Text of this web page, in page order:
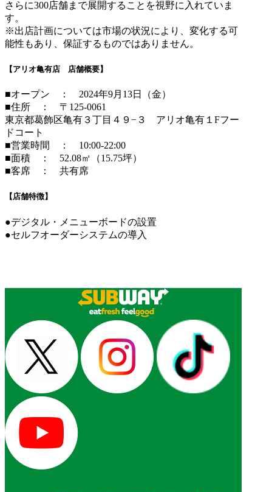
さらに300店舗まで展開することを視野に入れていま
す。
※出店計画については市場の状況により、変化する可
能性もあり、保証するものではありません。
【アリオ亀有店 店舗概要】
■オープン ： 2024年9月13日（金）
■住所 ： 〒125-0061
東京都葛飾区亀有３丁目４９−３ アリオ亀有１Fフー
ドコート
■営業時間 ： 10:00-22:00
■面積 ： 52.08㎡（15.75坪）
■客席 ： 共有席
【店舗特徴】
●デジタル・メニューボードの設置
●セルフオーダーシステムの導入